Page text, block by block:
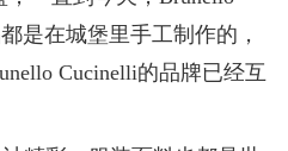
是在城堡里手工制作的，
Cucinelli的品牌已经互